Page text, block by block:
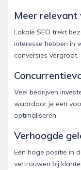
Meer relevant
Lokale SEO trekt
interesse hebben in
conversies vergroot.
Veel bedrijven
waardoor je een
optimaliseren.
Verhoogde
Een hoge positie in
vertrouwen bij